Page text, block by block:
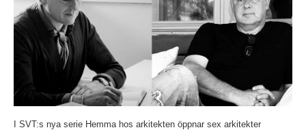
I SVT:s nya serie Hemma hos arkitekten öppnar sex arkitekter